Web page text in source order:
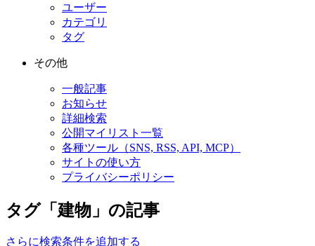
ユーザー
カテゴリ
タグ
その他
一般記事
お知らせ
詳細検索
公開マイリスト一覧
各種ツール（SNS, RSS, API, MCP）
サイトの使い方
プライバシーポリシー
タグ「建物」の記事
さらに検索条件を追加する